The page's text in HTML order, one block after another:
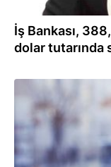
İş Bankası,
dolar tutarında
12.12.2022